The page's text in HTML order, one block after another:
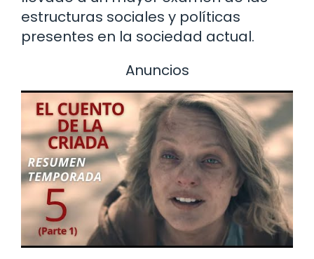
estructuras sociales y políticas
presentes en la sociedad actual.
Anuncios